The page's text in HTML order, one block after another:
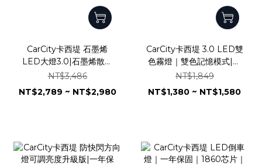
CarCity卡西堤 石墨烯
LED大燈3.0|石墨烯散熱
技術|兩年保固|智能溫
控|4580 車規級芯片
NT$3,486
NT$2,789 ~ NT$2,980
CarCity卡西堤 3.0 LED雙
色霧燈｜雙色記憶模式|石
墨烯散熱|兩年保固｜1860
芯片｜一體化設計｜H8
H11
NT$1,849
NT$1,380 ~ NT$1,580